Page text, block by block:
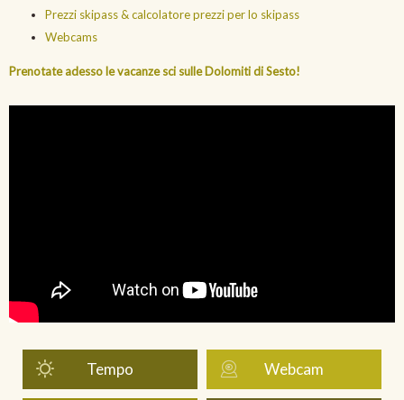
Prezzi skipass & calcolatore prezzi per lo skipass
Webcams
Prenotate adesso le vacanze sci sulle Dolomiti di Sesto!
Tempo Webcam